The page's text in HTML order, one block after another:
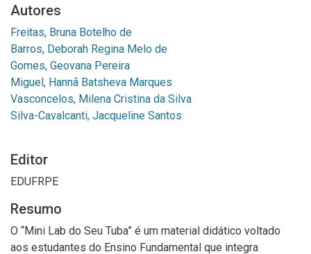
Autores
Freitas, Bruna Botelho de
Barros, Deborah Regina Melo de
Gomes, Geovana Pereira
Miguel, Hannã Batsheva Marques
Vasconcelos, Milena Cristina da Silva
Silva-Cavalcanti, Jacqueline Santos
Editor
EDUFRPE
Resumo
O “Mini Lab do Seu Tuba” é um material didático voltado
aos estudantes do Ensino Fundamental que integra